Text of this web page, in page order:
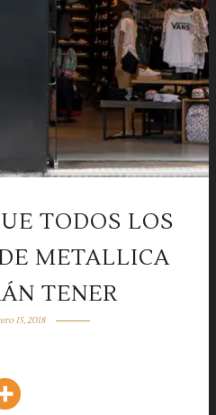
TODOS LOS
METALLICA
TENER
15, 2018